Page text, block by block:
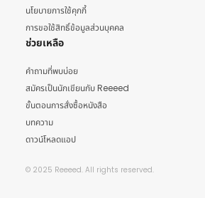
นโยบายการใช้คุกกี้
การขอใช้สิทธิ์ข้อมูลส่วนบุคคล
ช่วยเหลือ
คำถามที่พบบ่อย
สมัครเป็นนักเขียนกับ Reeeed
ขั้นตอนการสั่งซื้อหนังสือ
บทความ
ดาวน์โหลดแอป
© 2025 Reeeed. All rights reserved.